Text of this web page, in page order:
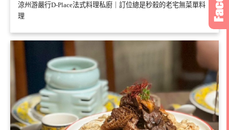
涼州游嚴行D-Place法式料理私廚｜訂位總是秒殺的老宅無菜單料
理